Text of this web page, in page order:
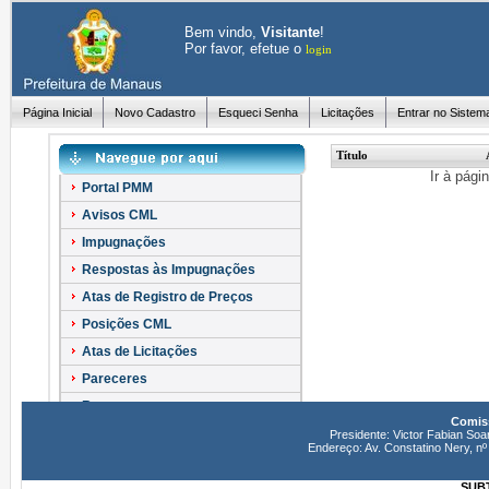
Bem vindo, Visitante!
Por favor, efetue o login
Página Inicial Novo Cadastro Esqueci Senha Licitações Entrar no
Portal PMM
Avisos CML
Impugnações
Respostas às Impugnações
Atas de Registro de Preços
Posições CML
Atas de Licitações
Pareceres
Recursos
Título
Ir à
Presidente: Victor Fabian
Endereço: Av. Constatino Nery,